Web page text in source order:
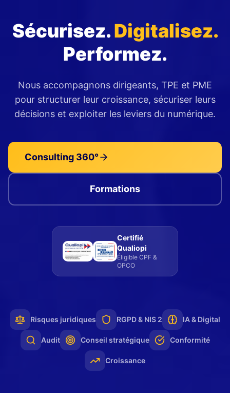
Sécurisez.Digitalisez.
Performez.
Nous accompagnons dirigeants, TPE et PME
pour structurer leur croissance, sécuriser leurs
décisions et exploiter les leviers du numérique.
Consulting 360°
Formations
Certifié
Qualiopi
Éligible CPF &
OPCO
Risques juridiques RGPD & NIS 2 IA & Digital
Audit Conseil stratégique Conformité
Croissance